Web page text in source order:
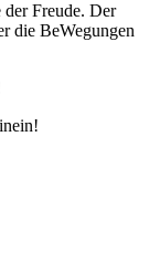
der Freude. Der
die BeWegungen